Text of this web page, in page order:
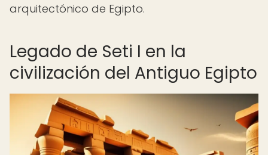
arquitectónico de Egipto.
Legado de Seti I en la
civilización del Antiguo Egipto